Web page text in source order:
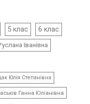
5 клас 6 клас
Іванівна
Юлія Степанівна
Ганна Юліанівна